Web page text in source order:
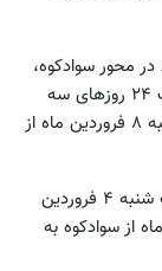
محور سوادکوه،
گفت: تردد انواع تریلرها از ساعت ۸ صبح تا ساعت ۲۴ روزهای سه
شنبه و چهارشنبه ۲۸ و ۲۹ اسفندماه و روز پنج شنبه ۸ فروردین ماه از
تردد انواع تریلرها از ساعت ۸ تا ساعت ۲۴ روز یک شنبه ۴ فروردین
جمعه ۱۵ و ۱۶ فروردین ماه از سوادکوه به